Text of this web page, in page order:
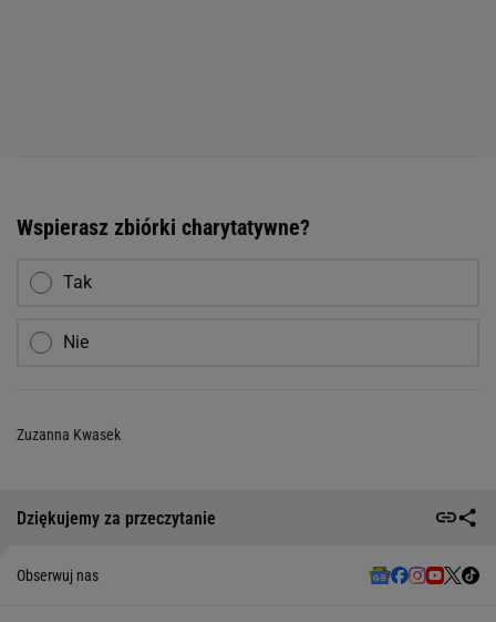
Wspierasz zbiórki charytatywne?
Tak
Nie
Zuzanna Kwasek
Dziękujemy za przeczytanie
Obserwuj nas